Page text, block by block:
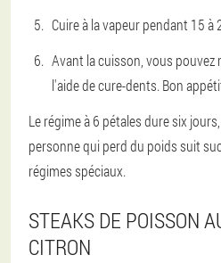
Cuire à la vapeur pendant 15 à
Avant la cuisson, vous pouvez
l'aide de cure-dents. Bon
Le régime à 6 pétales dure six
personne qui perd du poids suit
régimes spéciaux.
STEAKS DE POISSON
CITRON